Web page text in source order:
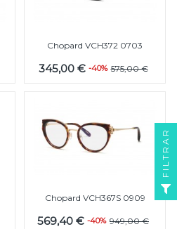
Chopard VCH372 0703
345,00 € -40% 575,00 €
Chopard VCH367S 0909
569,40 € -40% 949,00 €
FILTRAR